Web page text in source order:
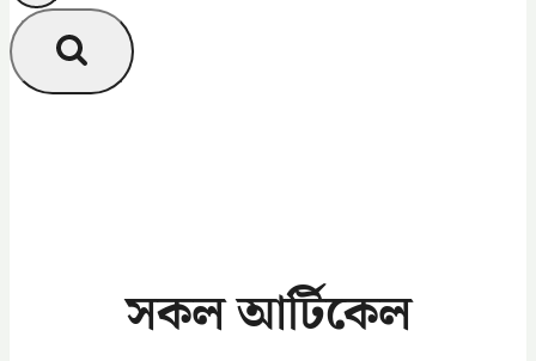
সকল আর্টিকেল